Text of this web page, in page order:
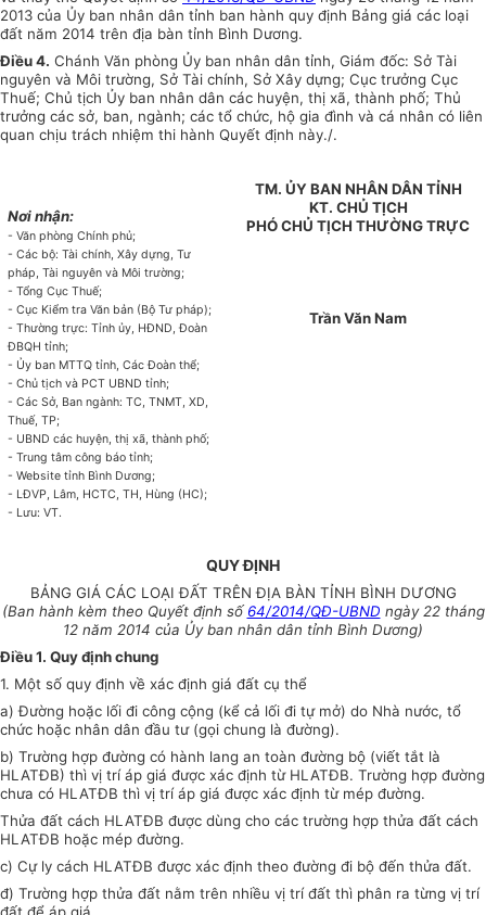
2013 của Ủy ban nhân dân tỉnh ban hành quy định Bảng giá các loại
đất năm 2014 trên địa bàn tỉnh Bình Dương.
Điều 4. Chánh Văn phòng Ủy ban nhân dân tỉnh, Giám đốc: Sở Tài
nguyên và Môi trường, Sở Tài chính, Sở Xây dựng; Cục trưởng Cục
Thuế; Chủ tịch Ủy ban nhân dân các huyện, thị xã, thành phố; Thủ
trưởng các sở, ban, ngành; các tổ chức, hộ gia đình và cá nhân có liên
quan chịu trách nhiệm thi hành Quyết định này./.
Nơi nhận:
- Văn phòng Chính phủ;
- Các bộ: Tài chính, Xây dựng, Tư
pháp, Tài nguyên và Môi trường;
- Tổng Cục Thuế;
- Cục Kiểm tra Văn bản (Bộ Tư pháp);
- Thường trực: Tỉnh ủy, HĐND, Đoàn
ĐBQH tỉnh;
- Ủy ban MTTQ tỉnh, Các Đoàn thể;
- Chủ tịch và PCT UBND tỉnh;
- Các Sở, Ban ngành: TC, TNMT, XD,
Thuế, TP;
- UBND các huyện, thị xã, thành phố;
- Trung tâm công báo tỉnh;
- Website tỉnh Bình Dương;
- LĐVP, Lâm, HCTC, TH, Hùng (HC);
- Lưu: VT.
TM. ỦY BAN NHÂN DÂN TỈNH
KT. CHỦ TỊCH
PHÓ CHỦ TỊCH THƯỜNG TRỰC
Trần Văn Nam
QUY ĐỊNH
BẢNG GIÁ CÁC LOẠI ĐẤT TRÊN ĐỊA BÀN TỈNH BÌNH DƯƠNG
(Ban hành kèm theo Quyết định số 64/2014/QĐ-UBND ngày 22 tháng
12 năm 2014 của Ủy ban nhân dân tỉnh Bình Dương)
Điều 1. Quy định chung
1. Một số quy định về xác định giá đất cụ thể
a) Đường hoặc lối đi công cộng (kể cả lối đi tự mở) do Nhà nước, tổ
chức hoặc nhân dân đầu tư (gọi chung là đường).
b) Trường hợp đường có hành lang an toàn đường bộ (viết tắt là
HLATĐB) thì vị trí áp giá được xác định từ HLATĐB. Trường hợp đường
chưa có HLATĐB thì vị trí áp giá được xác định từ mép đường.
Thửa đất cách HLATĐB được dùng cho các trường hợp thửa đất cách
HLATĐB hoặc mép đường.
c) Cự ly cách HLATĐB được xác định theo đường đi bộ đến thửa đất.
đ) Trường hợp thửa đất nằm trên nhiều vị trí đất thì phân ra từng vị trí